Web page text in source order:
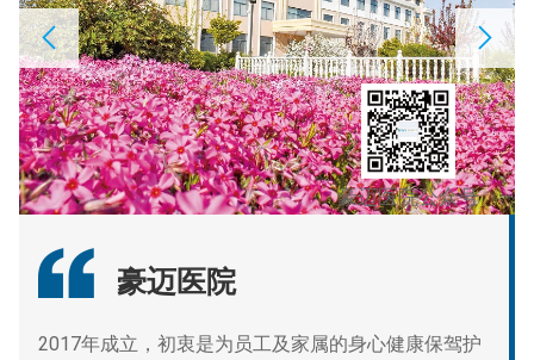
豪迈医院公众号
豪迈医院
2017年成立，初衷是为员工及家属的身心健康保驾护